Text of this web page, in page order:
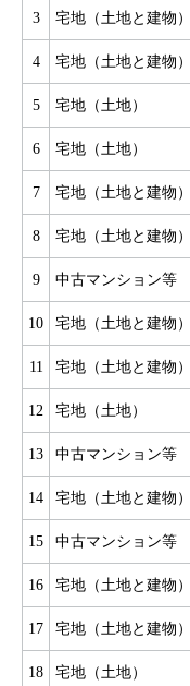
3 宅地（土地と建物）
4 宅地（土地と建物）
5 宅地（土地）
6 宅地（土地）
7 宅地（土地と建物）
8 宅地（土地と建物）
9 中古マンション等
10 宅地（土地と建物）
11 宅地（土地と建物）
12 宅地（土地）
13 中古マンション等
14 宅地（土地と建物）
15 中古マンション等
16 宅地（土地と建物）
17 宅地（土地と建物）
18 宅地（土地）